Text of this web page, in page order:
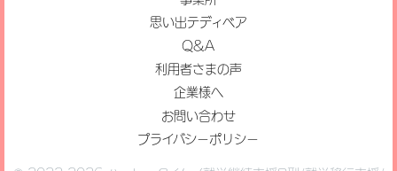
思い出テディベア
Q&A
利用者さまの声
企業様へ
お問い合わせ
プライバシーポリシー